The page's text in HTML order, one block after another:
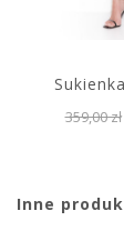
359,00 zł
Inne